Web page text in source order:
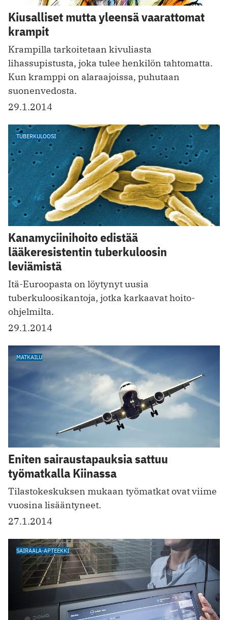
Kiusalliset mutta yleensä vaarattomat
krampit
Krampilla tarkoitetaan kivuliasta
lihassupistusta, joka tulee henkilön tahtomatta.
Kun kramppi on alaraajoissa, puhutaan
suonenvedosta.
29.1.2014
TUBERKULOOSI
Kanamyciinihoito edistää
lääkeresistentin tuberkuloosin
leviämistä
Itä-Euroopasta on löytynyt uusia
tuberkuloosikantoja, jotka karkaavat hoito-
ohjelmilta.
29.1.2014
MATKAILU
Eniten sairaustapauksia sattuu
työmatkalla Kiinassa
Tilastokeskuksen mukaan työmatkat ovat viime
vuosina lisääntyneet.
27.1.2014
SAIRAALA-APTEEKKI